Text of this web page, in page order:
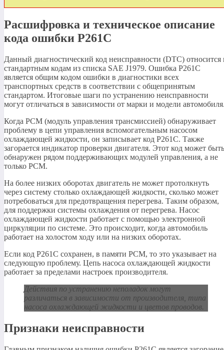
Расшифровка и техническое описание
кода ошибки P261C
Данный диагностический код неисправности (DTC) относится
стандартным кодам из списка SAE J1979. Ошибка P261C
является общим кодом ошибки в диагностики всех
транспортных средств в соответствии с общепринятым
стандартом. Итоговые шаги по устранению неисправности
могут отличаться в зависимости от марки и модели
Когда PCM (модуль управления трансмиссией) обнаруживает
проблему в цепи управления вспомогательным насосом
охлаждающей жидкости, он записывает код P261C. Также
загорается индикатор проверки двигателя. Этот код может быть
обнаружен рядом поддерживающих модулей управления, а не
только PCM.
На более низких оборотах двигатель не может протолкнуть
через систему столько охлаждающей жидкости, сколько может
потребоваться для предотвращения перегрева. Таким образом,
для поддержки системы охлаждения от перегрева. Насос
охлаждающей жидкости работает с помощью электронной
циркуляции по системе. Это происходит, когда автомобиль
работает на холостом ходу или на низких оборотах.
Если код P261C сохранен, в памяти PCM, то это указывает на
следующую проблему. Цепь насоса охлаждающей жидкости
работает за пределами настроек производителя.
Действия по устранению неполадок могут
различаться в зависимости от производителя, типа
насоса охлаждающей жидкости и цветов проводов.
Признаки неисправности